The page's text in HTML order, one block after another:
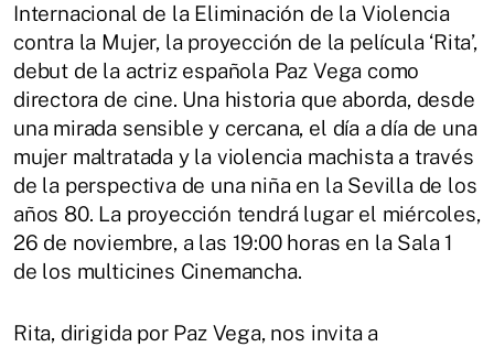
Internacional de la Eliminación de la Violencia
contra la Mujer, la proyección de la película ‘Rita’,
debut de la actriz española Paz Vega como
directora de cine. Una historia que aborda, desde
una mirada sensible y cercana, el día a día de una
mujer maltratada y la violencia machista a través
de la perspectiva de una niña en la Sevilla de los
años 80. La proyección tendrá lugar el miércoles,
26 de noviembre, a las 19:00 horas en la Sala 1
de los multicines Cinemancha.
Rita, dirigida por Paz Vega, nos invita a